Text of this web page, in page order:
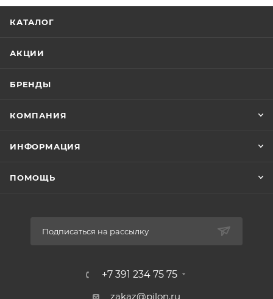
КАТАЛОГ
АКЦИИ
БРЕНДЫ
КОМПАНИЯ
ИНФОРМАЦИЯ
ПОМОЩЬ
Подписаться на рассылку
+7 391 234 75 75
zakaz@pilon.ru